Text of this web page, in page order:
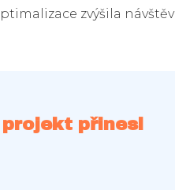
zvýšila
projekt přinesl